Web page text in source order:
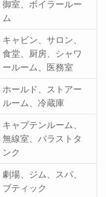
御室、ボイラールー
ム
キャビン、サロン、
食堂、厨房、シャワ
ールーム、医務室
ホールド、ストアー
ルーム、冷蔵庫
キャプテンルーム、
無線室、バラストタ
ンク
劇場、ジム、スパ、
ブティック